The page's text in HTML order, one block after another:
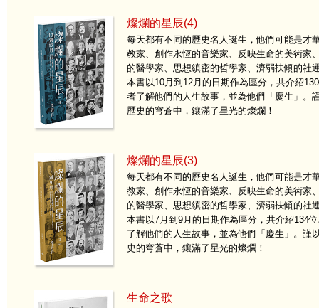
燦爛的星辰(4)
每天都有不同的歷史名人誕生，他們可能是才
教家、創作永恆的音樂家、反映生命的美術家
的醫學家、思想縝密的哲學家、濟弱扶傾的社
本書以10月到12月的日期作為區分，共介紹
者了解他們的人生故事，並為他們「慶生」。
歷史的穹蒼中，鑲滿了星光的燦爛！
燦爛的星辰(3)
每天都有不同的歷史名人誕生，他們可能是才
教家、創作永恆的音樂家、反映生命的美術家
的醫學家、思想縝密的哲學家、濟弱扶傾的社
本書以7月到9月的日期作為區分，共介紹134
了解他們的人生故事，並為他們「慶生」。謹
史的穹蒼中，鑲滿了星光的燦爛！
生命之歌